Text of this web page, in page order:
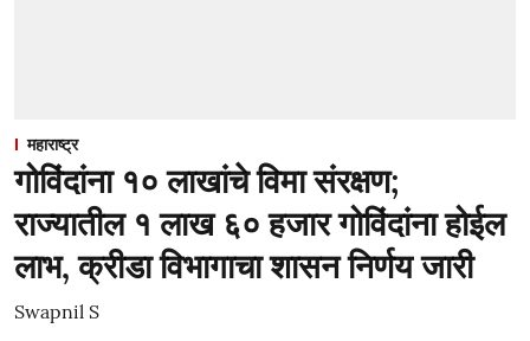
महाराष्ट्र
गोविंदांना १० लाखांचे विमा संरक्षण;
राज्यातील १ लाख ६० हजार गोविंदांना होईल
लाभ, क्रीडा विभागाचा शासन निर्णय जारी
Swapnil S